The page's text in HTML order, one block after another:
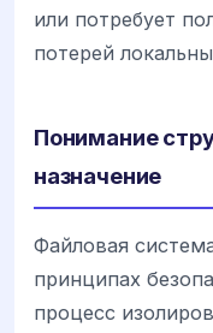
или потребует
потерей
Понимание
назначение
Файловая
принципах
процесс